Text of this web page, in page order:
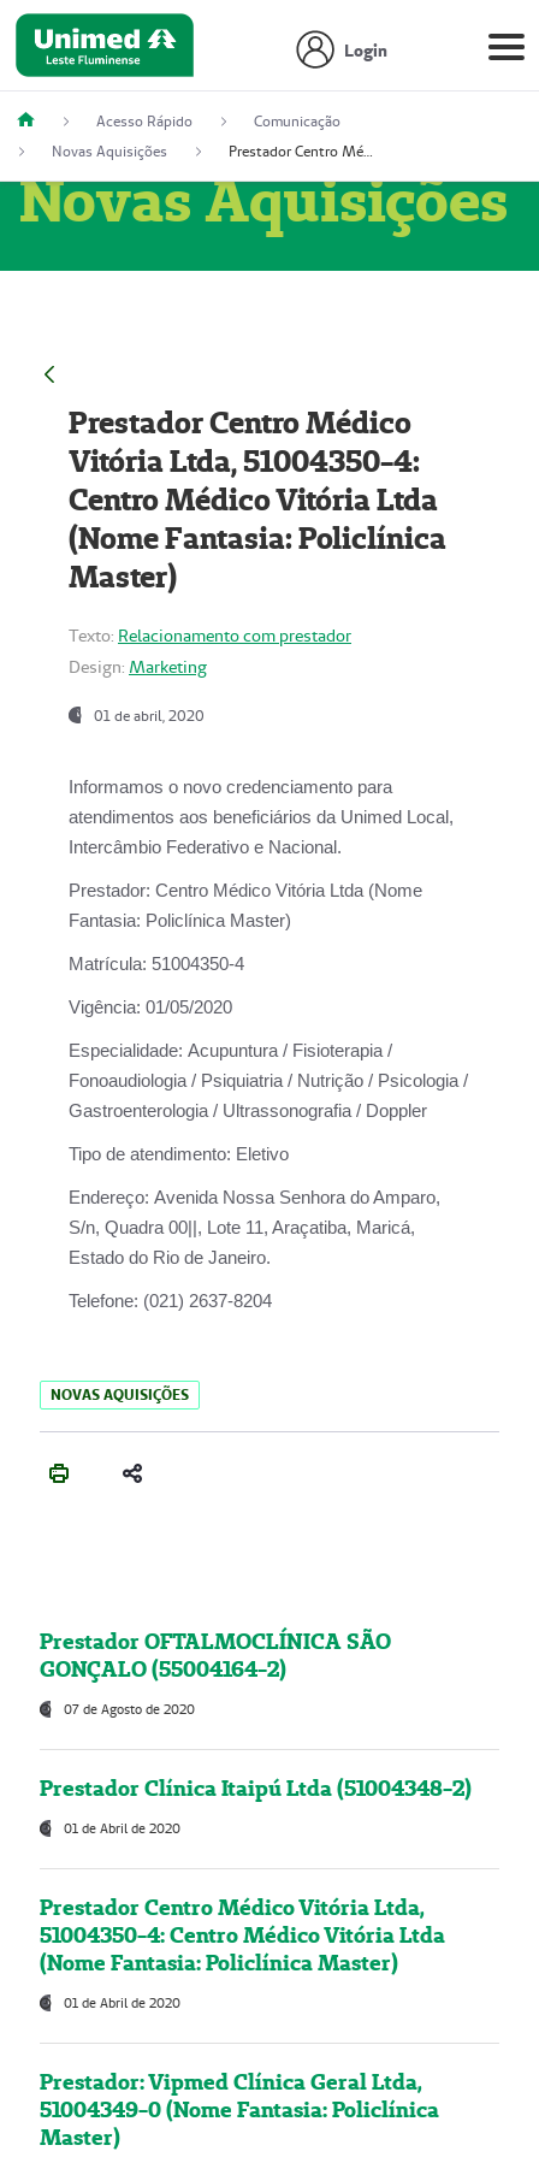
Login
Acesso Rápido
Comunicação
Novas Aquisições
Prestador Centro Médico Vitória Ltda, 51004350-4: Centro Médico Vitória Ltda (Nome Fantasia: Policlínica Master)
Novas Aquisições
Prestador Centro Médico
Vitória Ltda, 51004350-4:
Centro Médico Vitória Ltda
(Nome Fantasia: Policlínica
Master)
Texto: Relacionamento com prestador
Design: Marketing
01 de abril, 2020
Informamos o novo credenciamento para
atendimentos aos beneficiários da Unimed Local,
Intercâmbio Federativo e Nacional.
Prestador: Centro Médico Vitória Ltda (Nome
Fantasia: Policlínica Master)
Matrícula: 51004350-4
Vigência: 01/05/2020
Especialidade: Acupuntura / Fisioterapia /
Fonoaudiologia / Psiquiatria / Nutrição / Psicologia /
Gastroenterologia / Ultrassonografia / Doppler
Tipo de atendimento: Eletivo
Endereço: Avenida Nossa Senhora do Amparo,
S/n, Quadra 00||, Lote 11, Araçatiba, Maricá,
Estado do Rio de Janeiro.
Telefone: (021) 2637-8204
NOVAS AQUISIÇÕES
Prestador OFTALMOCLÍNICA SÃO
GONÇALO (55004164-2)
07 de Agosto de 2020
Prestador Clínica Itaipú Ltda (51004348-2)
01 de Abril de 2020
Prestador Centro Médico Vitória Ltda,
51004350-4: Centro Médico Vitória Ltda
(Nome Fantasia: Policlínica Master)
01 de Abril de 2020
Prestador: Vipmed Clínica Geral Ltda,
51004349-0 (Nome Fantasia: Policlínica
Master)